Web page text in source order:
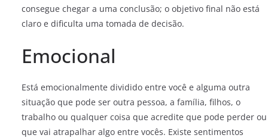
consegue chegar a uma conclusão; o objetivo final não está
claro e dificulta uma tomada de decisão.
Emocional
Está emocionalmente dividido entre você e alguma outra
situação que pode ser outra pessoa, a família, filhos, o
trabalho ou qualquer coisa que acredite que pode perder ou
que vai atrapalhar algo entre vocês. Existe sentimentos